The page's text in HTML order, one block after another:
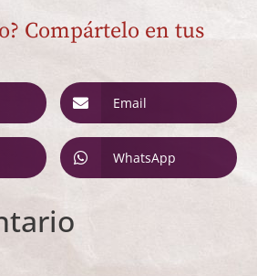
Compártelo en tus
Email
WhatsApp